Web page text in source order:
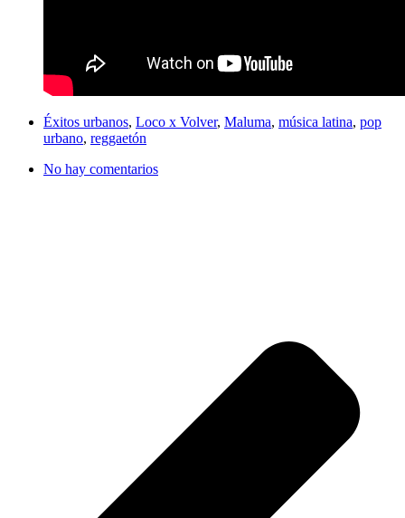
Éxitos urbanos, Loco x Volver, Maluma, música latina, pop
urbano, reggaetón
No hay comentarios